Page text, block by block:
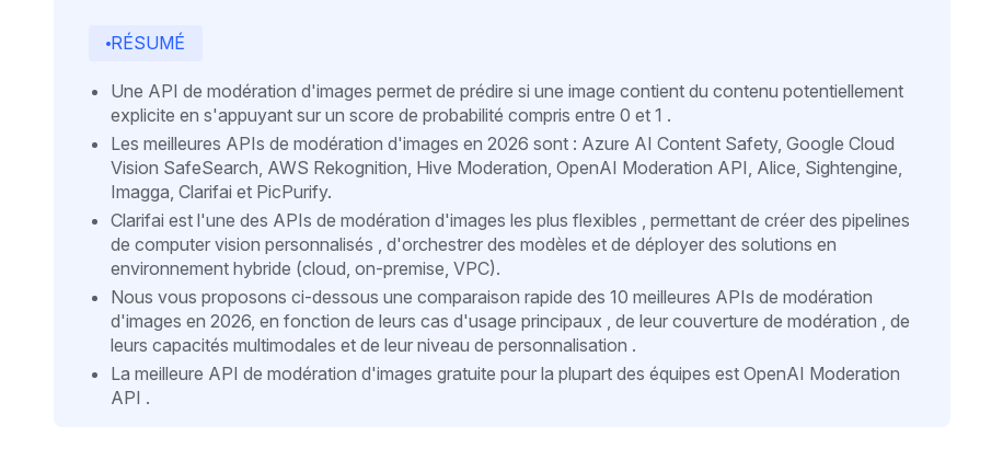
RÉSUMÉ
Une API de modération d'images permet de prédire si une image contient du contenu potentiellement
explicite en s'appuyant sur un score de probabilité compris entre 0 et 1 .
Les meilleures APIs de modération d'images en 2026 sont : Azure AI Content Safety, Google Cloud
Vision SafeSearch, AWS Rekognition, Hive Moderation, OpenAI Moderation API, Alice, Sightengine,
Imagga, Clarifai et PicPurify.
Clarifai est l'une des APIs de modération d'images les plus flexibles , permettant de créer des pipelines
de computer vision personnalisés , d'orchestrer des modèles et de déployer des solutions en
environnement hybride (cloud, on-premise, VPC).
Nous vous proposons ci-dessous une comparaison rapide des 10 meilleures APIs de modération
d'images en 2026, en fonction de leurs cas d'usage principaux , de leur couverture de modération , de
leurs capacités multimodales et de leur niveau de personnalisation .
La meilleure API de modération d'images gratuite pour la plupart des équipes est OpenAI Moderation
API .